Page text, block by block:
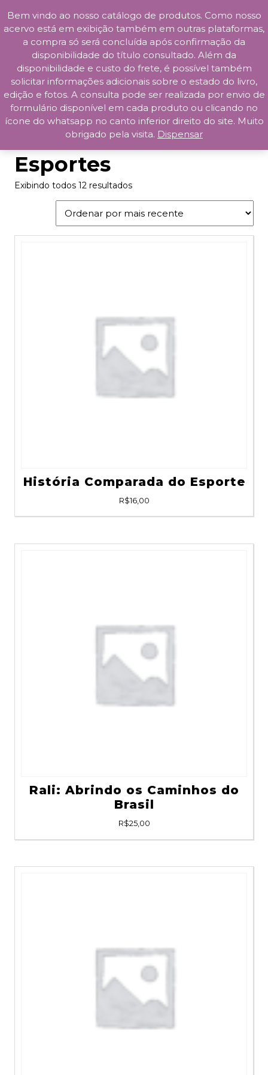
Skip
content
Prosa da Praça
/ Esportes
Esportes
Exibindo todos 12 resultados
História Comparada do Esporte
R$16,00
Rali: Abrindo os Caminhos do
Brasil
R$25,00
Bem vindo ao nosso catálogo de produtos. Como nosso
acervo está em exibição também em outras plataformas,
a compra só será concluída após confirmação da
disponibilidade do título consultado. Além da
disponibilidade e custo do frete, é possível também
solicitar informações adicionais sobre o estado do livro,
edição e fotos. A consulta pode ser realizada por envio de
formulário disponível em cada produto ou clicando no
ícone do whatsapp no canto inferior direito do site. Muito
obrigado pela visita. Dispensar